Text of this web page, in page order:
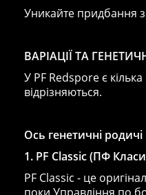
Уникайте придбання
ВАРІАЦІЇ ТА
У PF Redspore є
відрізняються.
Ось генетичні
1. PF Classic (ПФ
PF Classic - це